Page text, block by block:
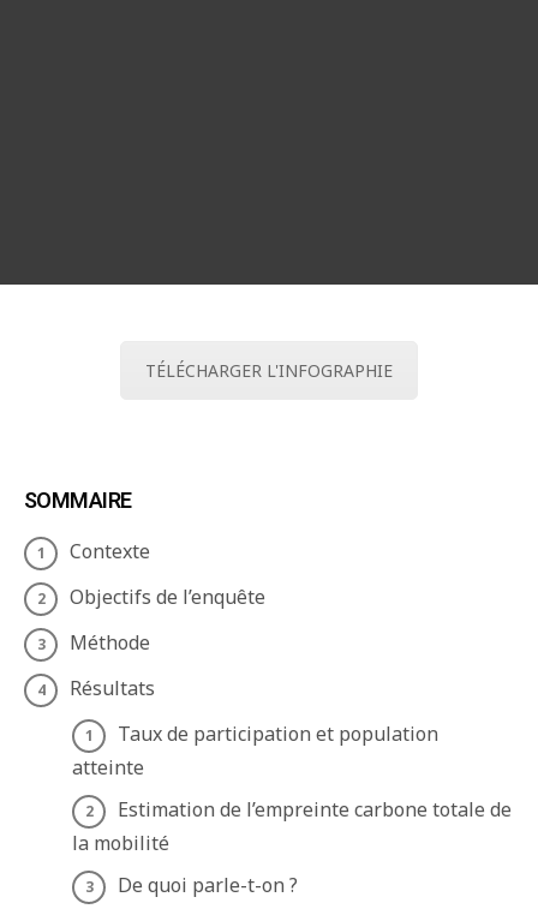
TÉLÉCHARGER L'INFOGRAPHIE
SOMMAIRE
Contexte
Objectifs de l’enquête
Méthode
Résultats
Taux de participation et population
atteinte
Estimation de l’empreinte carbone totale de
la mobilité
De quoi parle-t-on ?